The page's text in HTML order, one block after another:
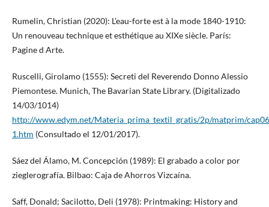
Rumelin, Christian (2020): L’eau-forte est à la mode 1840-1910:
Un renouveau technique et esthétique au XIXe siècle. París:
Pagine d Arte.
Ruscelli, Girolamo (1555): Secreti del Reverendo Donno Alessio
Piemontese. Munich, The Bavarian State Library. (Digitalizado
14/03/1014)
http://www.edym.net/Materia_prima_textil_gratis/2p/matprim/
1.htm (Consultado el 12/01/2017).
Sáez del Álamo, M. Concepción (1989): El grabado a color por
zieglerografía. Bilbao: Caja de Ahorros Vizcaína.
Saff, Donald; Sacilotto, Deli (1978): Printmaking: History and